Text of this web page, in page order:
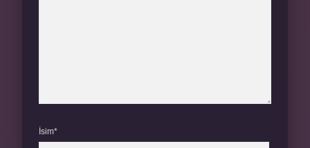
İsim*